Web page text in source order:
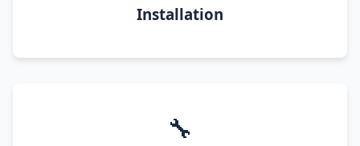
Installation
🔧